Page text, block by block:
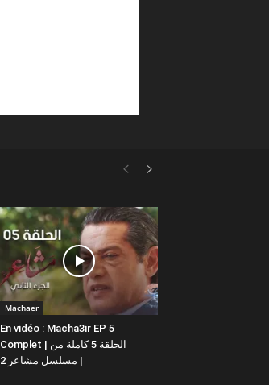
Machaer
En vidéo : Macha3ir EP 5
Complet | الحلقة 5 كاملة من
مسلسل مشاعر 2 |